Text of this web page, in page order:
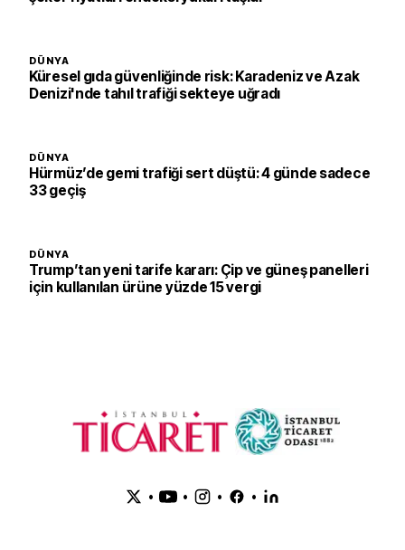
DÜNYA
Küresel gıda güvenliğinde risk: Karadeniz ve Azak
Denizi'nde tahıl trafiği sekteye uğradı
DÜNYA
Hürmüz’de gemi trafiği sert düştü: 4 günde sadece
33 geçiş
DÜNYA
Trump’tan yeni tarife kararı: Çip ve güneş panelleri
için kullanılan ürüne yüzde 15 vergi
• • • •